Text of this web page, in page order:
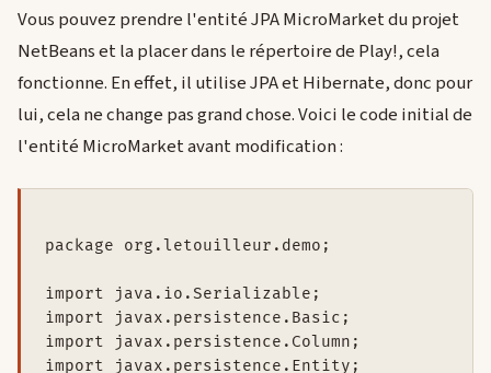
Vous pouvez prendre l'entité JPA MicroMarket du projet
NetBeans et la placer dans le répertoire de Play!, cela
fonctionne. En effet, il utilise JPA et Hibernate, donc pour
lui, cela ne change pas grand chose. Voici le code initial de
l'entité MicroMarket avant modification :
package org.letouilleur.demo;
import java.io.Serializable;
import javax.persistence.Basic;
import javax.persistence.Column;
import javax.persistence.Entity;